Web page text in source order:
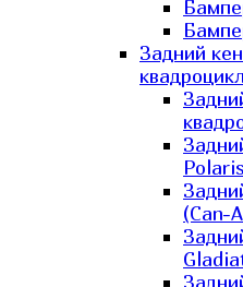
Задний
Polaris
(Can-